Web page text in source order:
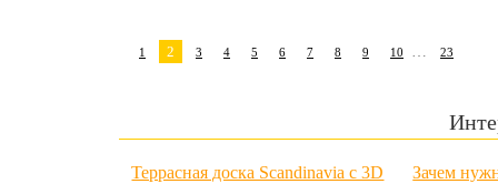
1 2 3 4 5 6 7 8 9 10 … 23
Террасная доска Scandinavia с 3D
Зачем